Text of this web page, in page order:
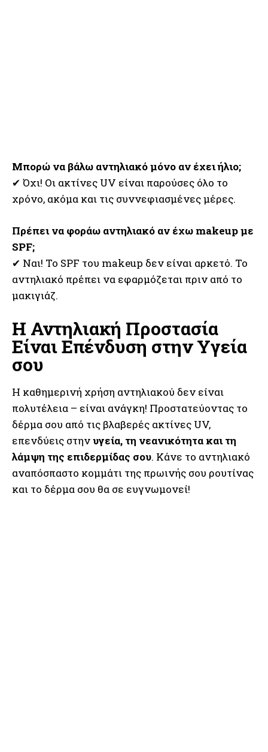
Μπορώ να βάλω αντηλιακό μόνο αν έχει ήλιο;
✔ Όχι! Οι ακτίνες UV είναι παρούσες όλο το
χρόνο, ακόμα και τις συννεφιασμένες μέρες.
Πρέπει να φοράω αντηλιακό αν έχω makeup με
SPF;
✔ Ναι! Το SPF του makeup δεν είναι αρκετό. Το
αντηλιακό πρέπει να εφαρμόζεται πριν από το
μακιγιάζ.
Η Αντηλιακή Προστασία
Είναι Επένδυση στην Υγεία
σου
Η καθημερινή χρήση αντηλιακού δεν είναι
πολυτέλεια – είναι ανάγκη! Προστατεύοντας το
δέρμα σου από τις βλαβερές ακτίνες UV,
επενδύεις στηνυγεία, τη νεανικότητα και τη
λάμψη της επιδερμίδας σου. Κάνε το αντηλιακό
αναπόσπαστο κομμάτι της πρωινής σου ρουτίνας
και το δέρμα σου θα σε ευγνωμονεί!